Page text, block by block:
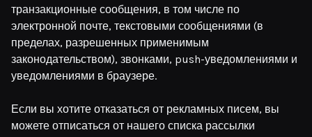
транзакционные сообщения, в том числе по
электронной почте, текстовыми сообщениями (в
пределах, разрешенных применимым
законодательством), звонками, push-уведомлениями и
уведомлениями в браузере.
Если вы хотите отказаться от рекламных писем, вы
можете отписаться от нашего списка рассылки